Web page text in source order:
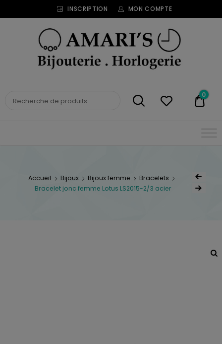
INSCRIPTION MON COMPTE
BIJOUTERIE
0
Accueil Bijoux Bijoux femme
Bracelets
Bracelet jonc femme Lotus LS2015-2/3 acier